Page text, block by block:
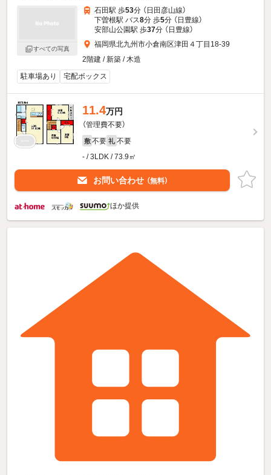
すべての写真
石田駅 歩53分 （日田彦山線）
下曽根駅 バス8分 歩5分 （日豊線）
安部山公園駅 歩37分 （日豊線）
福岡県北九州市小倉南区津田４丁目18-39
2階建 / 新築 / 木造
駐車場あり
宅配ボックス
11.4万円
（管理費不要）
敷 不要 礼 不要
- / 3LDK / 73.9㎡
お問い合わせ （無料）
ほか提供